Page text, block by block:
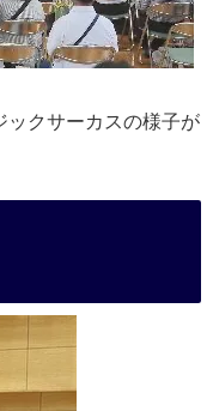
ックサーカスの様子が